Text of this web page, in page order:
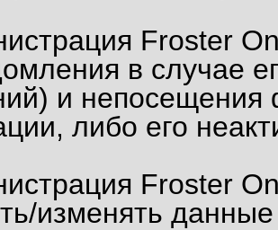
Froster
в случае
и непосещения
либо его
Froster
изменять